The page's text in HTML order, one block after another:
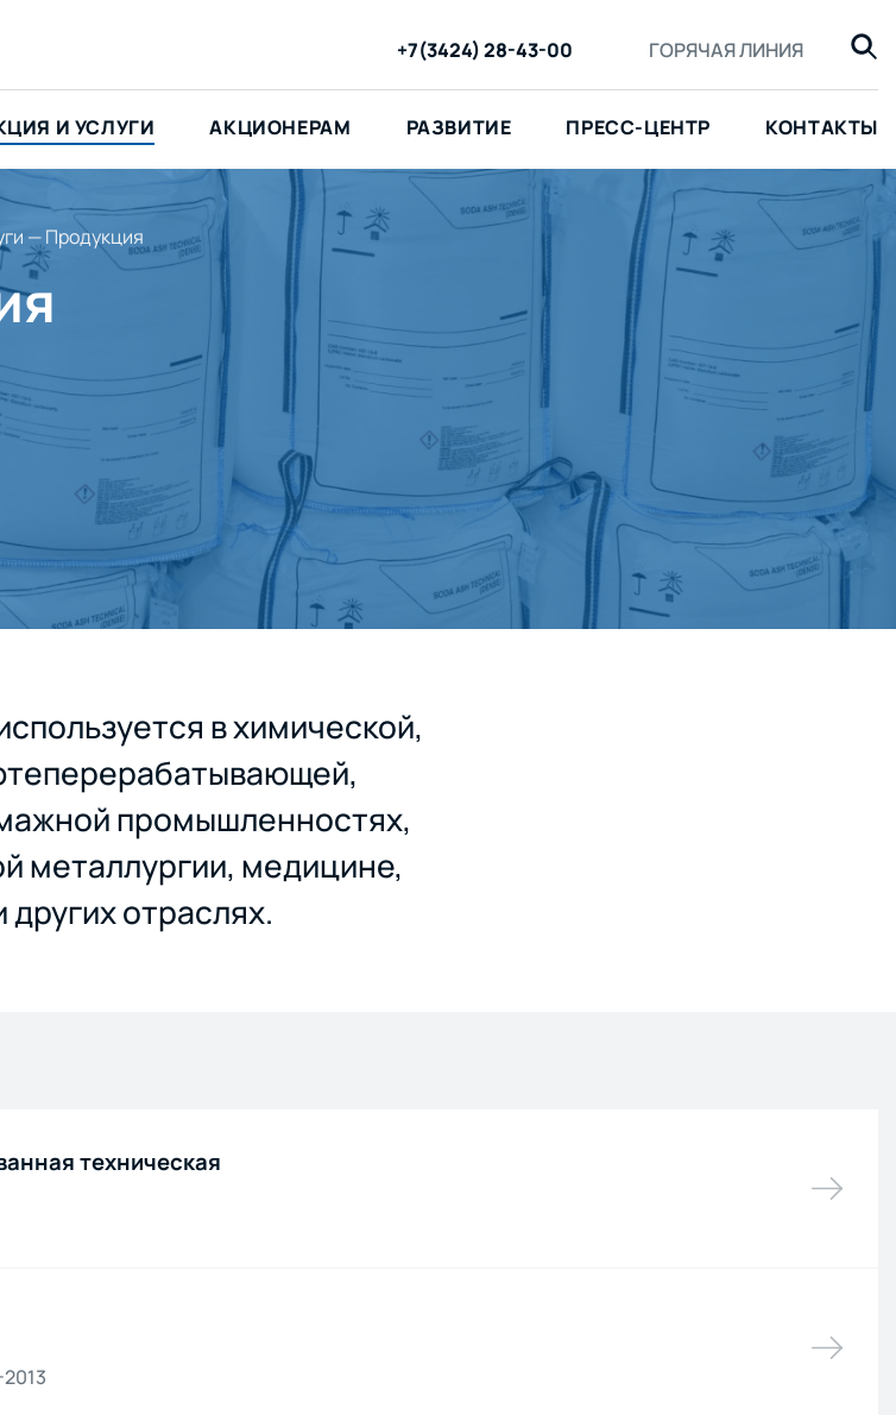
+7(3424) 28-43-00 ГОРЯЧАЯ ЛИНИЯ
И УСЛУГИ АКЦИОНЕРАМ РАЗВИТИЕ ПРЕСС-ЦЕНТР КОНТАКТЫ
—Продукция
в химической,
промышленностях,
металлургии, медицине,
отраслях.
техническая